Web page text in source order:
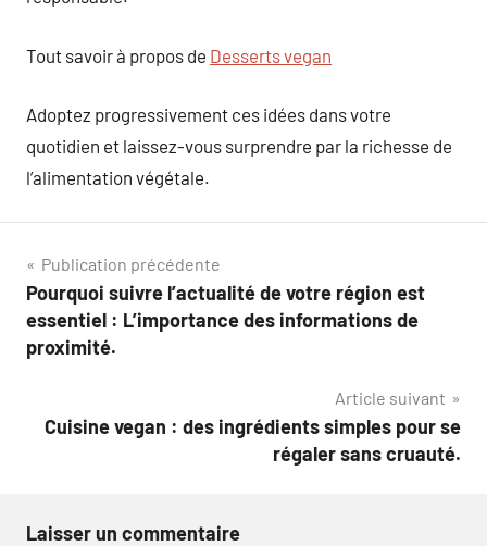
Tout savoir à propos de Desserts vegan
Adoptez progressivement ces idées dans votre
quotidien et laissez-vous surprendre par la richesse de
l’alimentation végétale.
Navigation
de
l’article
Publication précédente
Pourquoi suivre l’actualité de votre région est
essentiel : L’importance des informations de
proximité.
Article suivant
Cuisine vegan : des ingrédients simples pour se
régaler sans cruauté.
Laisser un commentaire